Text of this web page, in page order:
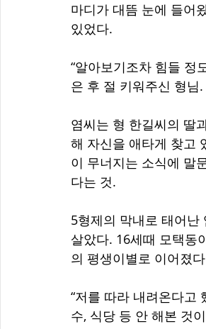
마디가 대뜸 눈에 들어
있었다.
“알아보기조차 힘들 정
은 후 절 키워주신 형
염씨는 형 한길씨의 딸
해 자신을 애타게 찾고
이 무너지는 소식에 말
다는 것.
5형제의 막내로 태어
살았다. 16세때 모택동
의 평생이별로 이어졌
“저를 따라 내려온다고
수, 식당 등 안 해본 것